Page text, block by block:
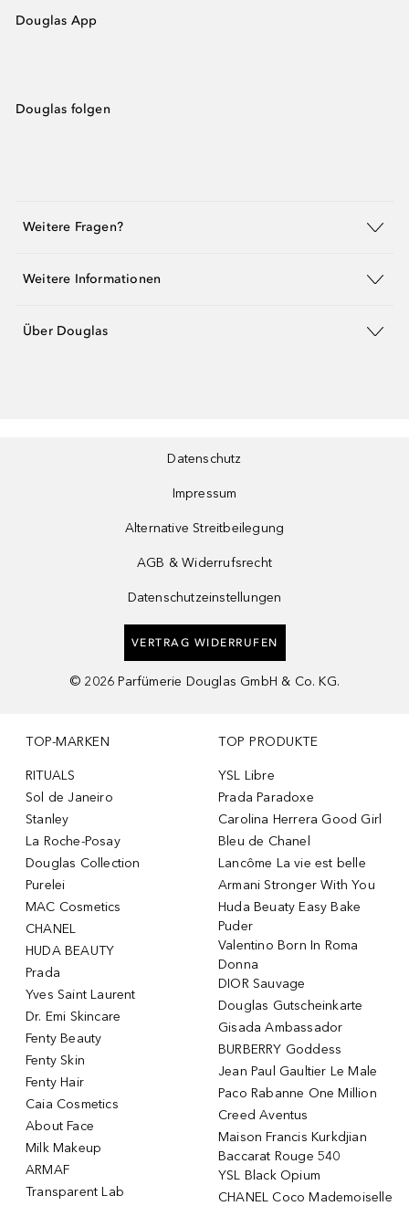
Douglas App
Douglas folgen
Weitere Fragen?
Weitere Informationen
Über Douglas
Datenschutz
Impressum
Alternative Streitbeilegung
AGB & Widerrufsrecht
Datenschutzeinstellungen
VERTRAG WIDERRUFEN
© 2026 Parfümerie Douglas GmbH & Co. KG.
TOP-MARKEN
RITUALS
Sol de Janeiro
Stanley
La Roche-Posay
Douglas Collection
Purelei
MAC Cosmetics
CHANEL
HUDA BEAUTY
Prada
Yves Saint Laurent
Dr. Emi Skincare
Fenty Beauty
Fenty Skin
Fenty Hair
Caia Cosmetics
About Face
Milk Makeup
ARMAF
Transparent Lab
TOP PRODUKTE
YSL Libre
Prada Paradoxe
Carolina Herrera Good Girl
Bleu de Chanel
Lancôme La vie est belle
Armani Stronger With You
Huda Beuaty Easy Bake
Puder
Valentino Born In Roma
Donna
DIOR Sauvage
Douglas Gutscheinkarte
Gisada Ambassador
BURBERRY Goddess
Jean Paul Gaultier Le Male
Paco Rabanne One Million
Creed Aventus
Maison Francis Kurkdjian
Baccarat Rouge 540
YSL Black Opium
CHANEL Coco Mademoiselle